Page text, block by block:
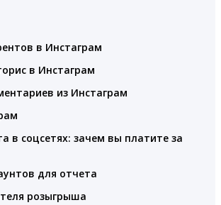
в Инстаграм
в Инстаграм
из Инстаграм
в соцсетях: зачем вы платите за
для отчета
розыгрыша